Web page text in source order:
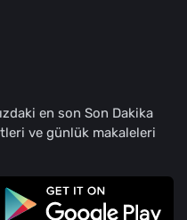
en son Son Dakika
ve günlük makaleleri